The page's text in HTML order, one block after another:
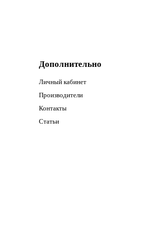
Дополнительно
Личный кабинет
Производители
Контакты
Статьи